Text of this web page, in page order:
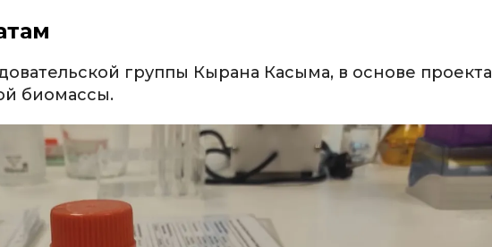
группы Кырана Касыма, в основе проекта
биомассы.